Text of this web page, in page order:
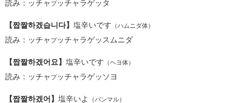
読み：ッチャ プッチャラゲッタ
【짭짤하겠습니다】 塩辛いです （ハムニダ体）
読み：ッチャ プッチャラゲッスムニダ
【짭짤하겠어요】 塩辛いです （ヘヨ体）
読み：ッチャ プッチャラゲッソヨ
【짭짤하겠어】 塩辛いよ （パンマル）